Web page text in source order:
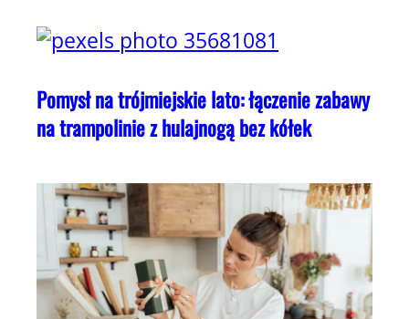
Pomysł na trójmiejskie lato: łączenie zabawy
na trampolinie z hulajnogą bez kółek